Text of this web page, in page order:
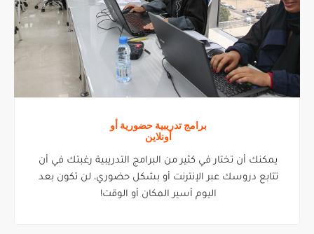
برامج تدريبية حضورية أو
أونلاين
يمكنك أن تختار في كثير من البرامج التدريبية رغبتك في أن
تتابع دروسك عبر الإنترنت أو بشكل حضوري، لن تكون بعد
اليوم أسير المكان أو الوقت!